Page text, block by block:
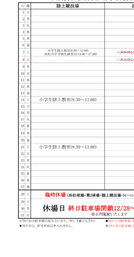
教室・イベントに関するお問い合わせは、
各教室・イベントページの問い合わせ先ま